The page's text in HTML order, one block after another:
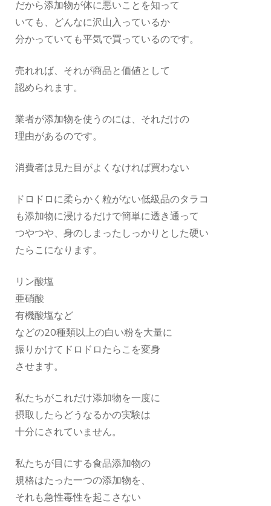
だから添加物が体に悪いことを知って
いても、どんなに沢山入っているか
分かっていても平気で買っているのです。
売れれば、それが商品と価値として
認められます。
業者が添加物を使うのには、それだけの
理由があるのです。
消費者は見た目がよくなければ買わない
ドロドロに柔らかく粒がない低級品のタラコ
も添加物に浸けるだけで簡単に透き通って
つやつや、身のしまったしっかりとした硬い
たらこになります。
リン酸塩
亜硝酸
有機酸塩など
などの20種類以上の白い粉を大量に
振りかけてドロドロたらこを変身
させます。
私たちがこれだけ添加物を一度に
摂取したらどうなるかの実験は
十分にされていません。
私たちが目にする食品添加物の
規格はたった一つの添加物を、
それも急性毒性を起こさない